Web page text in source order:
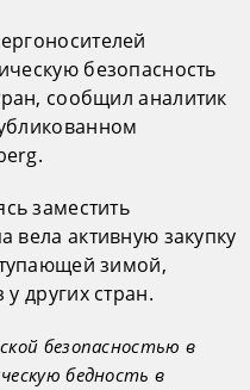
безопасность
сообщил аналитик
заместить
вела активную закупку
зимой,
других стран.
безопасностью в
бедность в